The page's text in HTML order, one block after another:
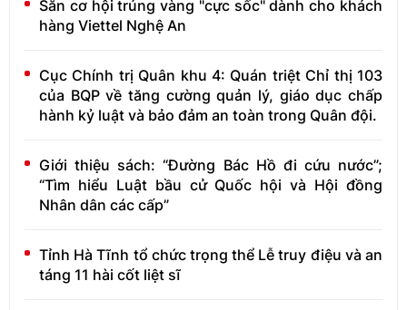
Săn cơ hội trúng vàng "cực sốc" dành cho khách
hàng Viettel Nghệ An
Cục Chính trị Quân khu 4: Quán triệt Chỉ thị 103
của BQP về tăng cường quản lý, giáo dục chấp
hành kỷ luật và bảo đảm an toàn trong Quân đội.
Giới thiệu sách: “Đường Bác Hồ đi cứu nước”;
“Tìm hiểu Luật bầu cử Quốc hội và Hội đồng
Nhân dân các cấp”
Tỉnh Hà Tĩnh tổ chức trọng thể Lễ truy điệu và an
táng 11 hài cốt liệt sĩ